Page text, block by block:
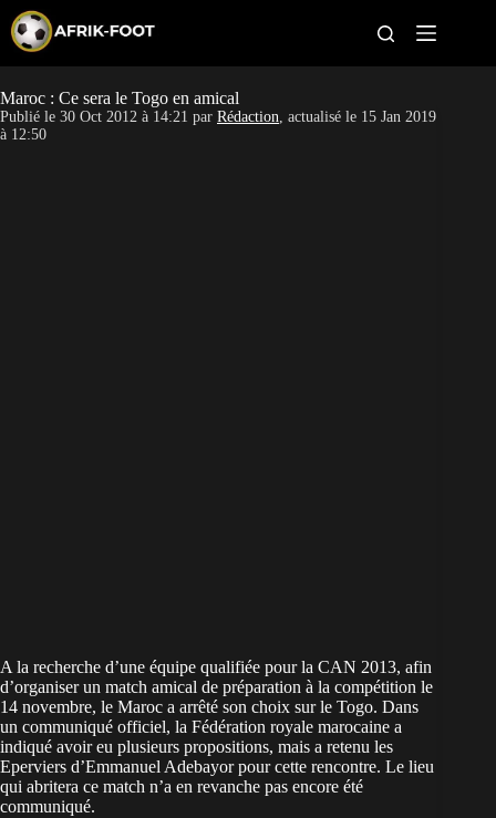
p
t
o
c
CAN féminine
Maroc : Ce sera le Togo en amical
Publié le 30 Oct 2012 à 14:21 par Rédaction, actualisé le 15 Jan 2019
à 12:50
A la recherche d’une équipe qualifiée pour la CAN 2013, afin
d’organiser un match amical de préparation à la compétition le
14 novembre, le Maroc a arrêté son choix sur le Togo. Dans
un communiqué officiel, la Fédération royale marocaine a
indiqué avoir eu plusieurs propositions, mais a retenu les
Eperviers d’Emmanuel Adebayor pour cette rencontre. Le lieu
qui abritera ce match n’a en revanche pas encore été
communiqué.